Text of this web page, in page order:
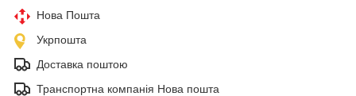
Нова Пошта
Укрпошта
Доставка поштою
Транспортна компанія Нова пошта